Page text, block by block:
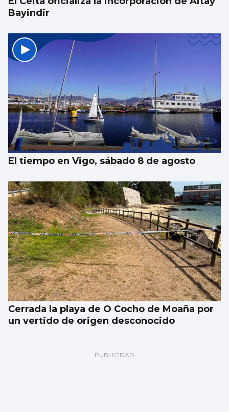
Bayindir
El tiempo en Vigo, sábado 8 de agosto
Cerrada la playa de O Cocho de Moaña por
un vertido de origen desconocido